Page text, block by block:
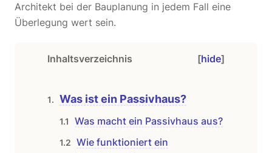
Architekt bei der Bauplanung in jedem Fall eine
Überlegung wert sein.
Inhaltsverzeichnis [hide]
Was ist ein Passivhaus?
Was macht ein Passivhaus aus?
Wie funktioniert ein